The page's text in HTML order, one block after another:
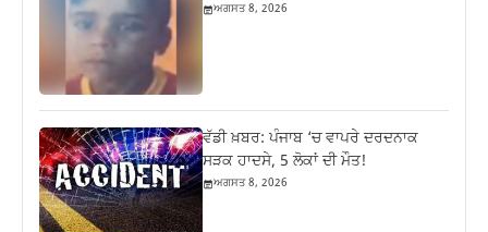
ਅਗਸਤ 8, 2026
ਵੱਡੀ ਖ਼ਬਰ: ਪੰਜਾਬ ‘ਚ ਵਾਪਰੇ ਦਰਦਨਾਕ
ਸੜਕ ਹਾਦਸੇ, 5 ਲੋਕਾਂ ਦੀ ਮੌਤ!
ਅਗਸਤ 8, 2026